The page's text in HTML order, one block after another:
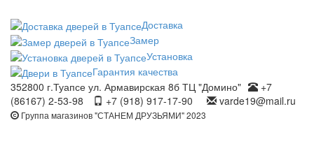
Доставка
Замер
Установка
Гарантия качества
352800 г.Туапсе ул. Армавирская 8б ТЦ "Домино"
+7
(86167) 2-53-98
+7 (918) 917-17-90 varde19@mail.ru
Группа магазинов "СТАНЕМ ДРУЗЬЯМИ" 2023